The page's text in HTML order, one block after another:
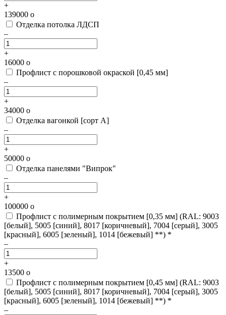
+
139000 o
Отделка потолка ЛДСП
–
+
16000 o
Профлист с порошковой окраской [0,45 мм]
–
+
34000 o
Отделка вагонкой [сорт А]
–
+
50000 o
Отделка панелями "Випрок"
–
+
100000 o
Профлист с полимерным покрытием [0,35 мм] (RAL: 9003
[белый], 5005 [синий], 8017 [коричневый], 7004 [серый], 3005
[красный], 6005 [зеленый], 1014 [бежевый] **) *
–
+
13500 o
Профлист с полимерным покрытием [0,45 мм] (RAL: 9003
[белый], 5005 [синий], 8017 [коричневый], 7004 [серый], 3005
[красный], 6005 [зеленый], 1014 [бежевый] **) *
–